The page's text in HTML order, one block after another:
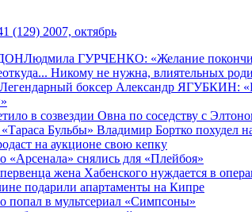
(129) 2007, октябрь
Людмила ГУРЧЕНКО: «Желание
Никому не нужна, влиятельных
Легендарный боксер Александр ЯГУБКИН:
в созвездии Овна по соседству с
Бульбы» Владимир Бортко похудел
на аукционе свою кепку
«Арсенала» снялись для «Плейбоя»
жена Хабенского нуждается в
подарили апартаменты на Кипре
попал в мультсериал «Симпсоны»